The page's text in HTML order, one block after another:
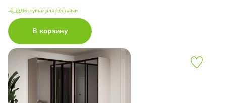
Доступно для доставки
В корзину